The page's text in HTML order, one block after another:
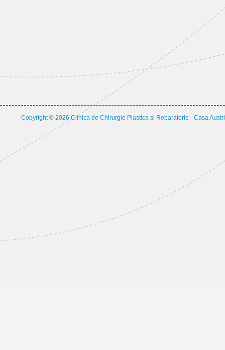
Copyright © 2026 Clinica de Chirurgie Plastica si Reparatorie - Casa